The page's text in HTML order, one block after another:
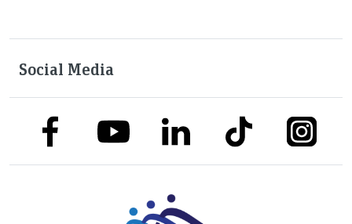
Social Media
link to facebooklink to youtubelink to linkedinlink to tiktok link to